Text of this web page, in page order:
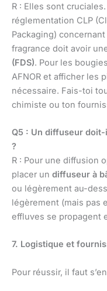
R : Elles sont
réglementation CLP
Packaging)
fragrance doit avoir
(FDS). Pour les
AFNOR et afficher les
nécessaire. Fais-toi
chimiste ou ton
Q5 : Un diffuseur
?
R : Pour une diffusion
placer un diffuseur à
ou légèrement au-
légèrement (mais pas
effluves se propagent
7. Logistique et
Pour réussir, il faut